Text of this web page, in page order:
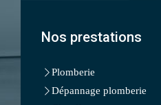
Nos prestations
Plomberie
Dépannage plomberie